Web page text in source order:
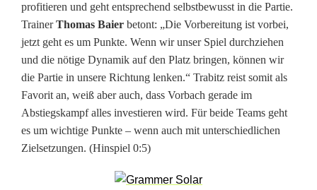
profitieren und geht entsprechend selbstbewusst in die Partie.
TrainerThomas Baier betont: „Die Vorbereitung ist vorbei,
jetzt geht es um Punkte. Wenn wir unser Spiel durchziehen
und die nötige Dynamik auf den Platz bringen, können wir
die Partie in unsere Richtung lenken.“ Trabitz reist somit als
Favorit an, weiß aber auch, dass Vorbach gerade im
Abstiegskampf alles investieren wird. Für beide Teams geht
es um wichtige Punkte – wenn auch mit unterschiedlichen
Zielsetzungen. (Hinspiel 0:5)